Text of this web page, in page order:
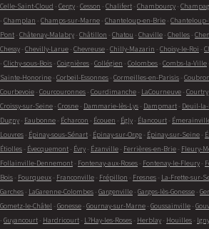
Celle-Saint-Cloud - Cergy - Cesson - Chalifert - Chambourcy -
- Champlan - Champs-sur-Marne - Chanteloup-en-Brie -
Pont - Châtenay-Malabry - Châtillon - Chatou - Chaville - Chelles -
Chessy - Chevilly-Larue - Chevreuse - Chilly-Mazarin - Choisy-le-Roi -
- Clichy-sous-Bois - Coignières - Collégien - Colombes - Combs-la-Ville
Sainte-Honorine - Corbeil-Essonnes - Cormeilles-en-Parisis - Coubron
Courbevoie - Courcouronnes - Courdimanche - LaCourneuve - Courtry
Croissy-sur-Seine - Crosne - Dammarie-lès-Lys - Dampmart - Deuil-
Dugny - Eaubonne - Écharcon - Écouen - Égly - Élancourt -
Louvres - Épinay-sous-Sénart - Épinay-sur-Orge - Épinay-sur-Seine -
Étiolles - Évecquemont - Évry - Ézanville - Ferrières-en-Brie - Fleury-
Follainville-Dennemont - Fontenay-aux-Roses - Fontenay-le-Fleury -
Bois - Fourqueux - Franconville - Frépillon - Fresnes - La-Frette-sur-
Garches - LaGarenne-Colombes - Gargenville - Garges-lès-Gonesse -
Gometz-le-Châtel - Gonesse - Gournay-sur-Marne - Goussainville -
- Guyancourt - Hardricourt - L?Hay-les-Roses - Herblay - Houilles - Igny